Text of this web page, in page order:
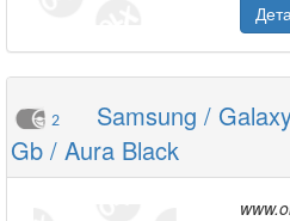
2
Samsung /
Gb / Aura Black